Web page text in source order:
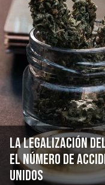
La legalización
el número de
Unidos